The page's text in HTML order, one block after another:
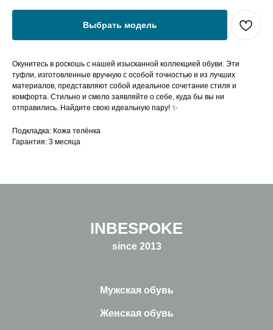
Выбрать модель
Окунитесь в роскошь с нашей изысканной коллекцией обуви. Эти
туфли, изготовленные вручную с особой точностью и из лучших
материалов, представляют собой идеальное сочетание стиля и
комфорта. Стильно и смело заявляйте о себе, куда бы вы ни
отправились. Найдите свою идеальную пару! ✨
Подкладка: Кожа телёнка
Гарантия: 3 месяца
INBESPOKE
since 2013
Мужская обувь
Женская обувь